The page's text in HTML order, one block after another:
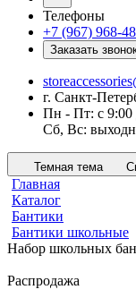
Телефоны
+7 (967) 968-
Заказать
г. Санкт-
Пн - Пт: с 9:00
Сб, Вс:
Темная тема
Главная
Каталог
Бантики
Бантики школьные
Набор школьных
Распродажа